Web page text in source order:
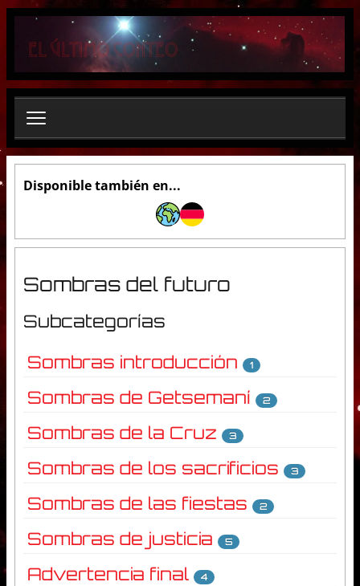
Disponible también en...
Sombras del futuro
Subcategorías
Sombras introducción
1
Sombras de Getsemaní 2
Sombras de la Cruz 3
Sombras de los sacrificios 3
Sombras de las fiestas 2
Sombras de justicia 5
Advertencia final 4